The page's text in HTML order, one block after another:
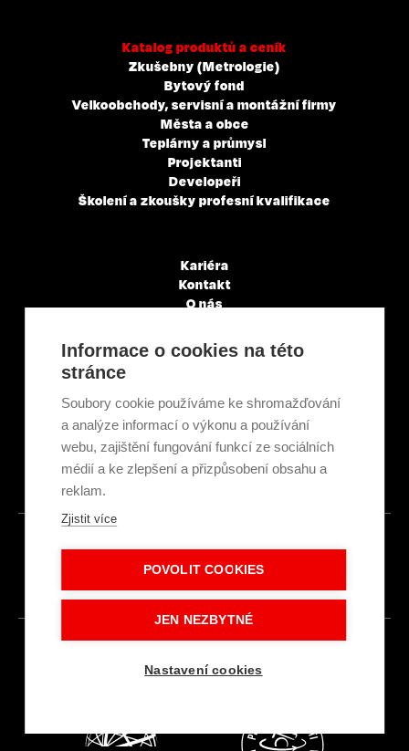
Katalog produktů a ceník
Zkušebny (Metrologie)
Bytový fond
Velkoobchody, servisní a montážní firmy
Města a obce
Teplárny a průmysl
Projektanti
Developeři
Školení a zkoušky profesní kvalifikace
Kariéra
Kontakt
O nás
Články a novinky
GDPR & Cookies
Ekologická recyklace
Projekty EU
Intranet - Přihlášení
Přihlášení
© 2026
Informace o cookies na této
stránce
Soubory cookie používáme ke shromažďování
a analýze informací o výkonu a používání
webu, zajištění fungování funkcí ze sociálních
médií a ke zlepšení a přizpůsobení obsahu a
reklam.
Zjistit více
POVOLIT COOKIES
JEN NEZBYTNÉ
Nastavení cookies